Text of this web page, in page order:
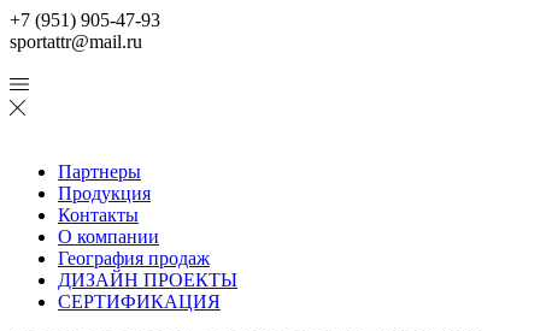
+7 (951) 905-47-93
sportattr@mail.ru
Партнеры
Продукция
Контакты
О компании
География продаж
ДИЗАЙН ПРОЕКТЫ
СЕРТИФИКАЦИЯ